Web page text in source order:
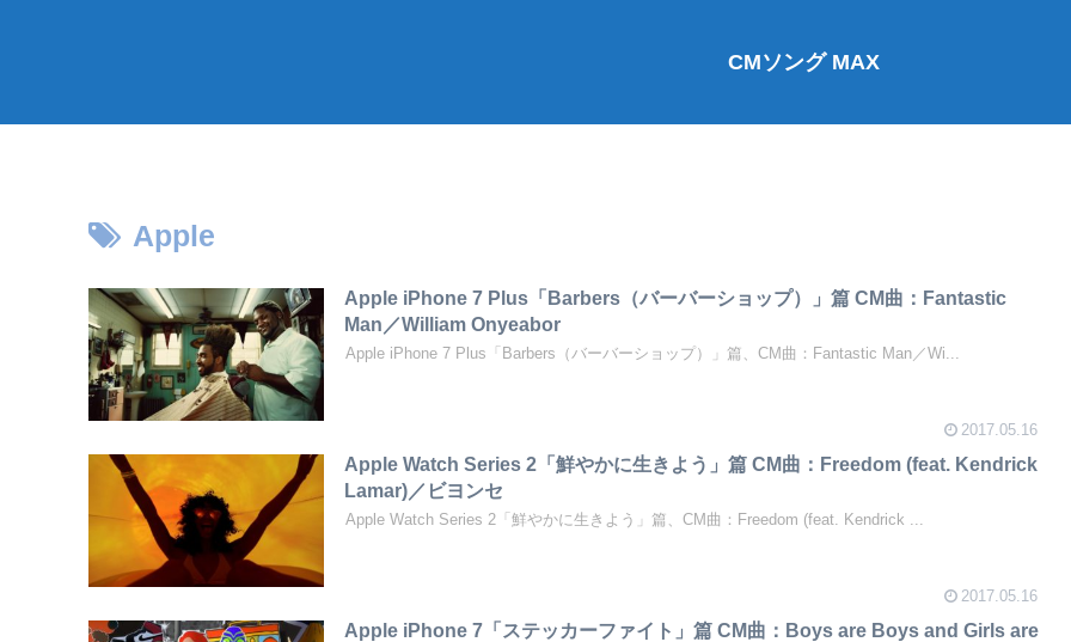
CMソング MAX
Apple
Apple iPhone 7 Plus「Barbers（バーバーショップ）」篇 CM曲：Fantastic
Man／William Onyeabor
Apple iPhone 7 Plus「Barbers（バーバーショップ）」篇、CM曲：Fantastic Man／Wi...
2017.05.16
Apple Watch Series 2「鮮やかに生きよう」篇 CM曲：Freedom (feat. Kendrick
Lamar)／ビヨンセ
Apple Watch Series 2「鮮やかに生きよう」篇、CM曲：Freedom (feat. Kendrick ...
2017.05.16
Apple iPhone 7「ステッカーファイト」篇 CM曲：Boys are Boys and Girls are